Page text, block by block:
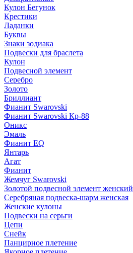
Кулон Бегунок
Крестики
Ладанки
Буквы
Знаки зодиака
Подвески для браслета
Кулон
Подвесной элемент
Серебро
Золото
Бриллиант
Фианит Swarovski
Фианит Swarovski Кр-88
Оникс
Эмаль
Фианит EQ
Янтарь
Агат
Фианит
Жемчуг Swarovski
Золотой подвесной элемент женcкий
Серебряная подвеска-шарм женская
Женские кулоны
Подвески на серьги
Цепи
Снейк
Панцирное плетение